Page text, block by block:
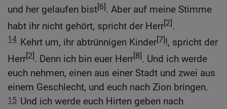
und her gelaufen bist[6]. Aber auf meine Stimme
habt ihr nicht gehört, spricht der Herr[2].
14 Kehrt um, ihr abtrünnigen Kinder[7]!, spricht der
Herr[2]. Denn ich bin euer Herr[8]. Und ich werde
euch nehmen, einen aus einer Stadt und zwei aus
einem Geschlecht, und euch nach Zion bringen.
15 Und ich werde euch Hirten geben nach